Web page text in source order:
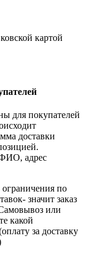
картой
для покупателей
доставки
ФИО, адрес
по
значит заказ
или
какой
за доставку